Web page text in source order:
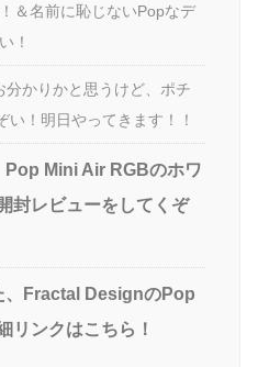
＆名前に恥じないPopなデ
！
分かりかと思うけど、ポチ
い！明日やってきます！！
Pop Mini Air RGBのホワ
封レビューをしてくぞ
、Fractal DesignのPop
リンクはこちら！